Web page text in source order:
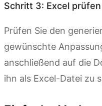
Schritt 3: Excel
Prüfen Sie den
gewünschte
anschließend auf die
ihn als Excel-Datei zu